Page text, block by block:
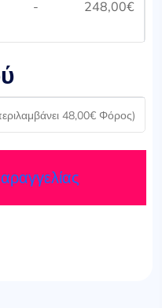
- 248,00€
48,00€ Φόρος)